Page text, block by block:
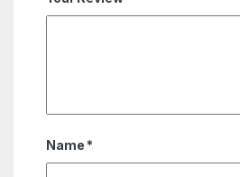
Name *